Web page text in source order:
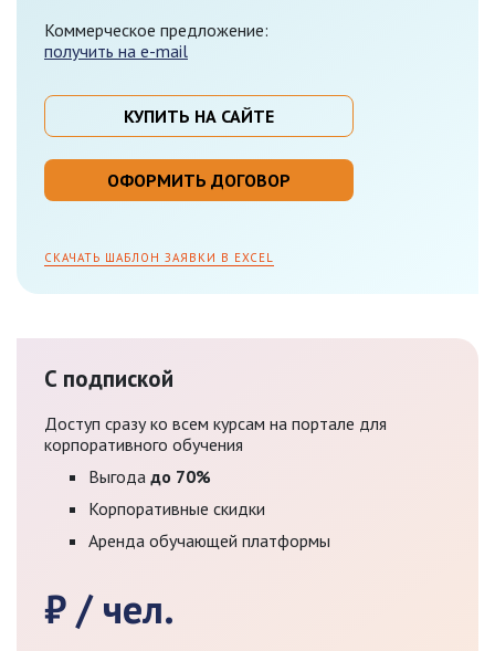
Коммерческое предложение:
получить на e-mail
КУПИТЬ НА САЙТЕ
ОФОРМИТЬ ДОГОВОР
СКАЧАТЬ ШАБЛОН ЗАЯВКИ В EXCEL
С подпиской
Доступ сразу ко всем курсам на портале для
корпоративного обучения
Выгода до 70%
Корпоративные скидки
Аренда обучающей платформы
₽ / чел.